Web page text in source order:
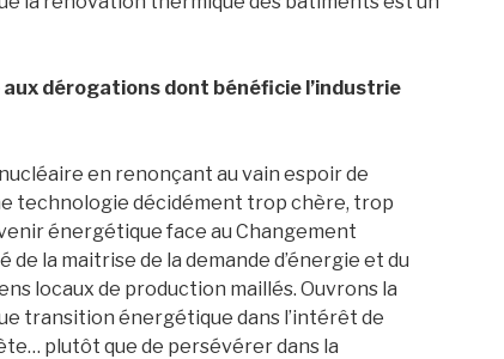
dérogations dont bénéficie l’industrie
en renonçant au vain espoir de
technologie décidément trop chère, trop
énergétique face au Changement
de la maitrise de la demande d’énergie et du
locaux de production maillés. Ouvrons la
transition énergétique dans l’intérêt de
plutôt que de persévérer dans la